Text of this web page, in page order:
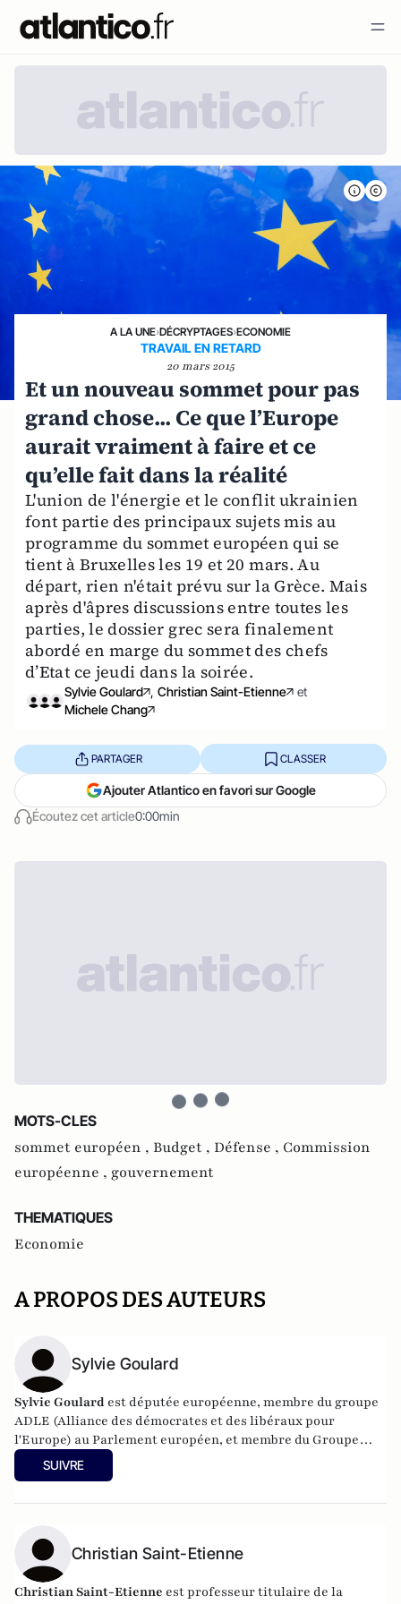
A LA UNE›DÉCRYPTAGES›ECONOMIE
TRAVAIL EN RETARD
20 mars 2015
Et un nouveau sommet pour pas
grand chose... Ce que l’Europe
aurait vraiment à faire et ce
qu’elle fait dans la réalité
L'union de l'énergie et le conflit ukrainien
font partie des principaux sujets mis au
programme du sommet européen qui se
tient à Bruxelles les 19 et 20 mars. Au
départ, rien n'était prévu sur la Grèce. Mais
après d'âpres discussions entre toutes les
parties, le dossier grec sera finalement
abordé en marge du sommet des chefs
d’Etat ce jeudi dans la soirée.
Sylvie Goulard , Christian Saint-Etienne
et
Michele Chang
Écoutez cet article0:00min
PARTAGER CLASSER
Ajouter Atlantico en favori sur Google
MOTS-CLES
sommet européen , Budget , Défense , Commission
européenne , gouvernement
THEMATIQUES
Economie
A PROPOS DES AUTEURS
Sylvie Goulard
Sylvie Goulard est députée européenne, membre du groupe
ADLE (Alliance des démocrates et des libéraux pour
l'Europe) au Parlement européen, et membre du Groupe
Eiffel Europe (
www.groupe-eiffel.eu
SUIVRE
Christian Saint-Etienne
Christian Saint-Etienne est professeur titulaire de la